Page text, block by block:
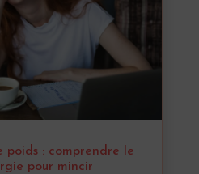
poids : comprendre le
pour mincir